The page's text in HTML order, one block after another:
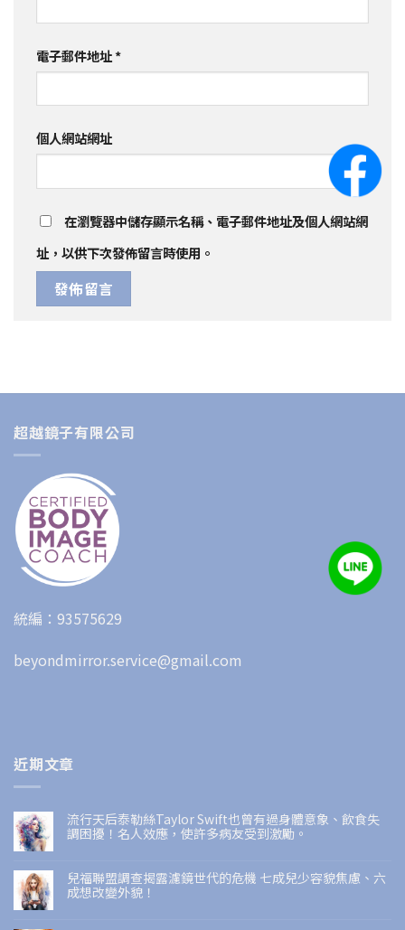
電子郵件地址*
個人網站網址
在瀏覽器中儲存顯示名稱、電子郵件地址及個人網站網
址，以供下次發佈留言時使用。
超越鏡子有限公司
統編：93575629
beyondmirror.service@gmail.com
近期文章
流行天后泰勒絲Taylor Swift也曾有過身體意象、飲食失
調困擾！名人效應，使許多病友受到激勵。
兒福聯盟調查揭露濾鏡世代的危機 七成兒少容貌焦慮、六
成想改變外貌！